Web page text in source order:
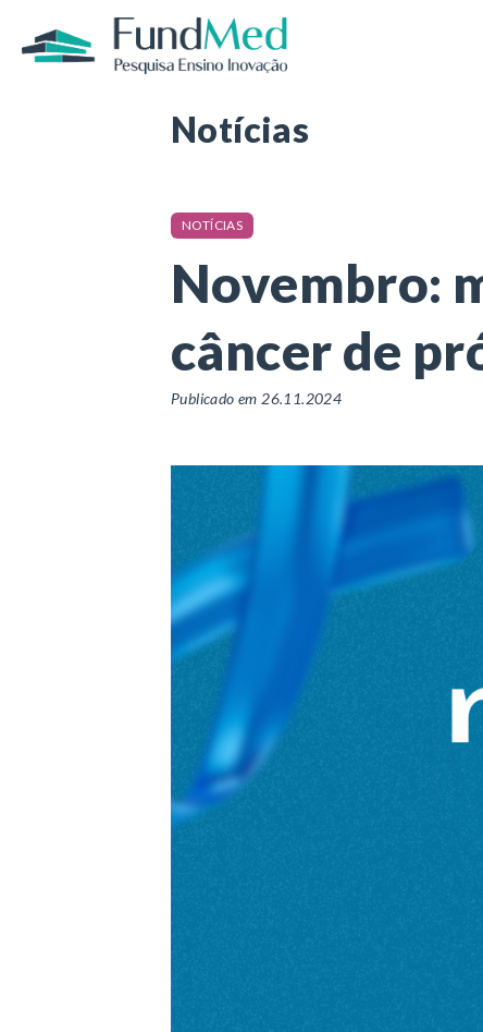
Página inicial / Notícias Novembro:
Notícias
NOTÍCIAS
Novembro:
câncer de
Publicado em 26.11.2024